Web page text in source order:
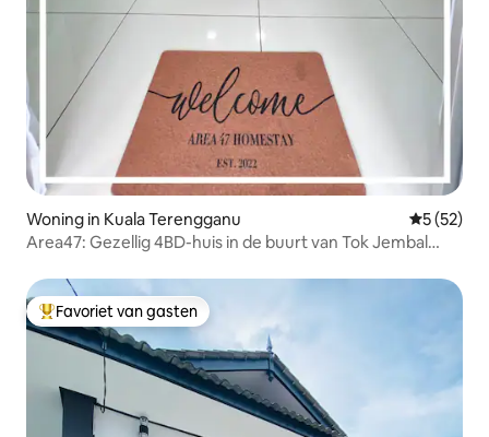
Woning in Kuala Terengganu
5 (52)
Area47: Gezellig 4BD-huis in de buurt van Tok Jembal
Topfavoriet van gasten
Favoriet van gasten